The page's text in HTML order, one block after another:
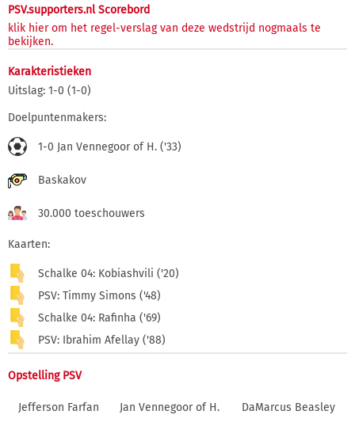
PSV.supporters.nl Scorebord
klik hier om het regel-verslag van deze wedstrijd nogmaals te
bekijken.
Karakteristieken
Uitslag: 1-0 (1-0)
Doelpuntenmakers:
1-0 Jan Vennegoor of H. ('33)
Baskakov
30.000 toeschouwers
Kaarten:
Schalke 04: Kobiashvili ('20)
PSV: Timmy Simons ('48)
Schalke 04: Rafinha ('69)
PSV: Ibrahim Afellay ('88)
Opstelling PSV
Jefferson Farfan Jan Vennegoor of H. DaMarcus Beasley